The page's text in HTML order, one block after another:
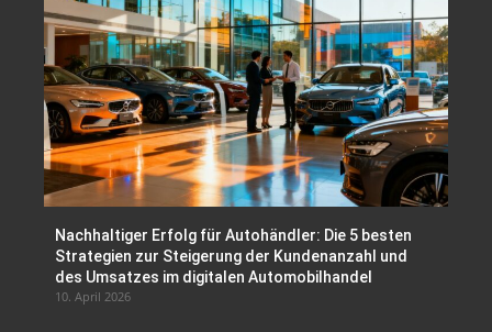
Nachhaltiger Erfolg für Autohändler: Die 5 besten
Strategien zur Steigerung der Kundenanzahl und
des Umsatzes im digitalen Automobilhandel
10. April 2026